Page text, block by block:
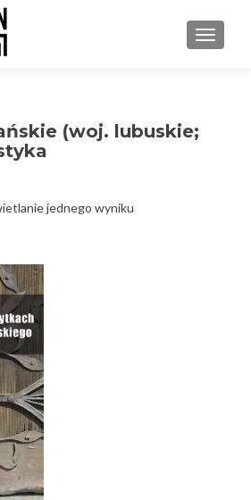
(woj. lubuskie;
jednego wyniku